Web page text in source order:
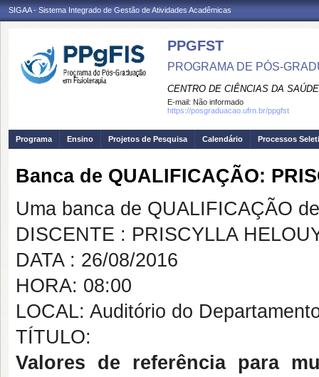
SIGAA - Sistema Integrado de Gestão de Atividades Acadêmicas
PPGFST
PROGRAMA DE PÓS-
CENTRO DE CIÊNCIAS DA SAÚDE
E-mail: Não informado
https://posgraduacao.ufrn.br/ppgfst
Programa Ensino Projetos de Pesquisa Calendário Processos
Banca de QUALIFICAÇÃO:
Uma banca de QUALIFICAÇÃO
DISCENTE : PRISCYLLA
DATA : 26/08/2016
HORA: 08:00
LOCAL: Auditório do
TÍTULO:
Valores de referência para